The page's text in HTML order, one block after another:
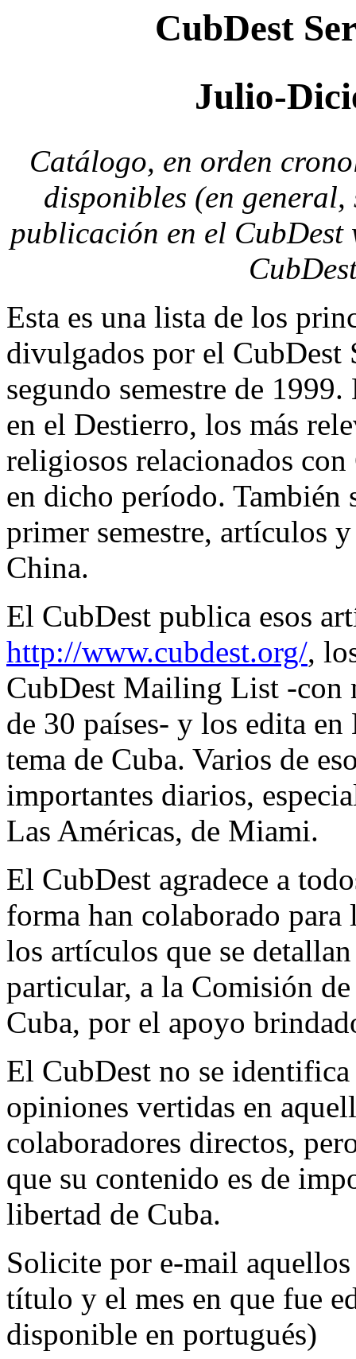
CubDest
Julio-
Catálogo, en orden
disponibles (en general,
publicación en el CubDest
Esta es una lista de los
divulgados por el
segundo semestre de
en el Destierro, los más
religiosos relacionados
en dicho período. También
primer semestre, artículos
China.
El CubDest publica esos
http://www.cubdest.org/,
CubDest Mailing List -con
de 30 países- y los edita
tema de Cuba. Varios de
importantes diarios,
Las Américas, de Miami.
El CubDest agradece a
forma han colaborado
los artículos que se
particular, a la Comisión
Cuba, por el apoyo
El CubDest no se identifica
opiniones vertidas en
colaboradores directos,
que su contenido es de
libertad de Cuba.
Solicite por e-mail
título y el mes en que fue
disponible en portugués)